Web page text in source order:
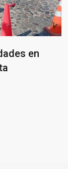
en